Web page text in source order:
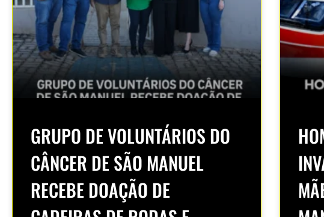
GRUPO DE VOLUNTÁRIOS DO
CÂNCER DE SÃO MANUEL
RECEBE DOAÇÃO DE